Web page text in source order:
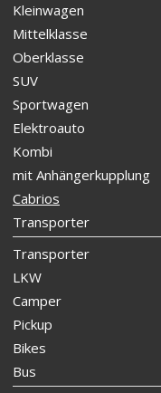
Kleinwagen
Mittelklasse
Oberklasse
SUV
Sportwagen
Elektroauto
Kombi
mit Anhängerkupplung
Cabrios
Transporter
Transporter
LKW
Camper
Pickup
Bikes
Bus